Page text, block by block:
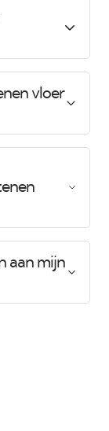
vloer
aan mijn